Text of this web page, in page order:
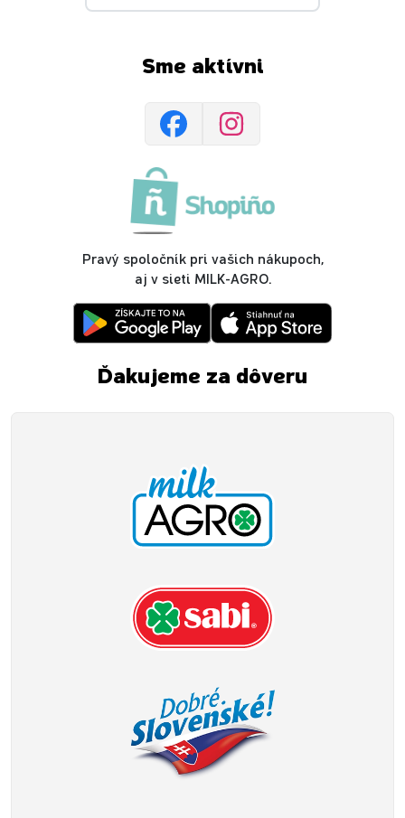
Sme aktívni
Pravý spoločník pri vašich nákupoch,
aj v sieti MILK-AGRO.
Ďakujeme za dôveru